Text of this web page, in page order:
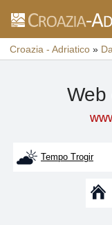
Croazia - Adriatico »
Web
Tempo Trogir